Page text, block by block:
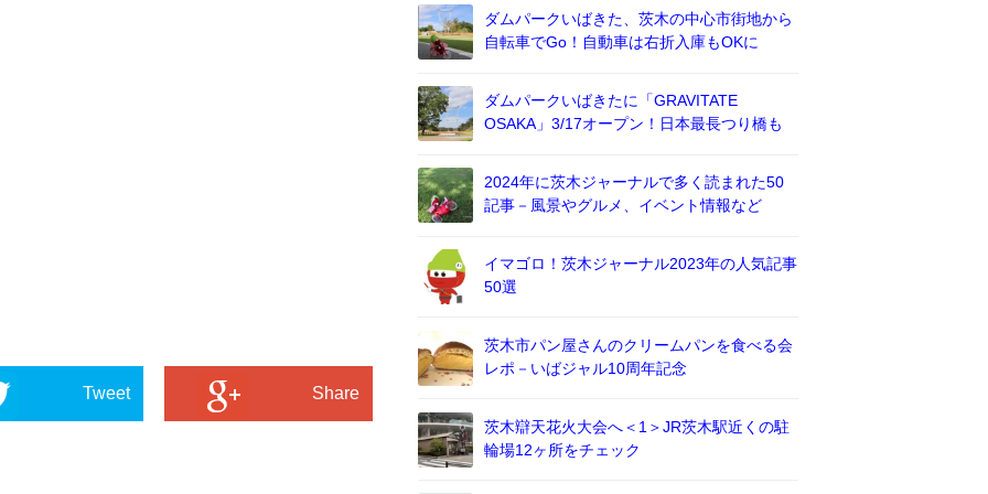
Tweet Share
ダムパークいばきた、茨木の中心市街地から
自転車でGo！自動車は右折入庫もOKに
ダムパークいばきたに「GRAVITATE
OSAKA」3/17オープン！日本最長つり橋も
2024年に茨木ジャーナルで多く読まれた50
記事－風景やグルメ、イベント情報など
イマゴロ！茨木ジャーナル2023年の人気記事
50選
茨木市パン屋さんのクリームパンを食べる会
レポ－いばジャル10周年記念
茨木辯天花火大会へ＜1＞JR茨木駅近くの駐
輪場12ヶ所をチェック